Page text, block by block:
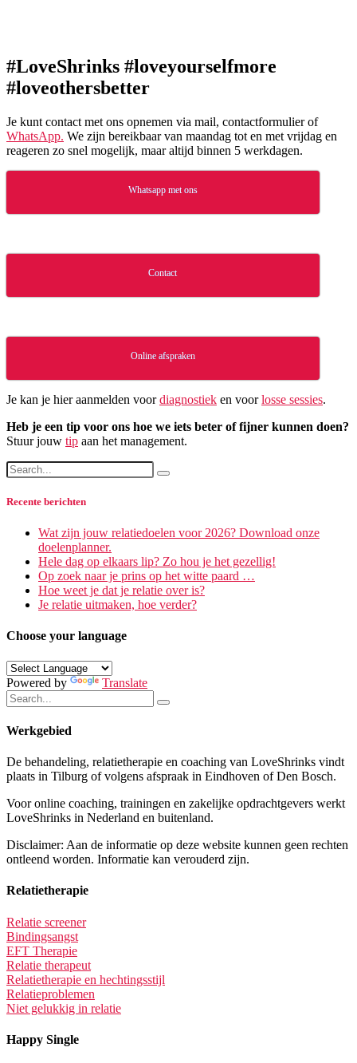
#LoveShrinks #loveyourselfmore
#loveothersbetter
Je kunt contact met ons opnemen via mail, contactformulier of
WhatsApp. We zijn bereikbaar van maandag tot en met vrijdag en
reageren zo snel mogelijk, maar altijd binnen 5 werkdagen.
Whatsapp met ons
Contact
Online afspraken
Je kan je hier aanmelden voordiagnostiek en voorlosse sessies.
Heb je een tip voor ons hoe we iets beter of fijner kunnen doen?
Stuur jouw tip aan het management.
Recente berichten
Wat zijn jouw relatiedoelen voor 2026? Download onze
doelenplanner.
Hele dag op elkaars lip? Zo hou je het gezellig!
Op zoek naar je prins op het witte paard …
Hoe weet je dat je relatie over is?
Je relatie uitmaken, hoe verder?
Choose your language
Powered by Translate
Werkgebied
De behandeling, relatietherapie en coaching van LoveShrinks vindt
plaats in Tilburg of volgens afspraak in Eindhoven of Den Bosch.
Voor online coaching, trainingen en zakelijke opdrachtgevers werkt
LoveShrinks in Nederland en buitenland.
Disclaimer: Aan de informatie op deze website kunnen geen rechten
ontleend worden. Informatie kan verouderd zijn.
Relatietherapie
Relatie screener
Bindingsangst
EFT Therapie
Relatie therapeut
Relatietherapie en hechtingsstijl
Relatieproblemen
Niet gelukkig in relatie
Happy Single